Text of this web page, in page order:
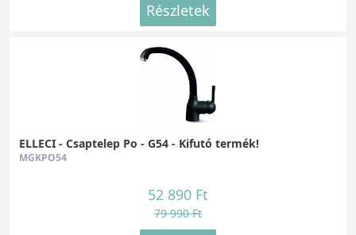
Részletek
ELLECI - Csaptelep Po - G54 - Kifutó termék!
MGKPO54
52 890 Ft
79 990 Ft